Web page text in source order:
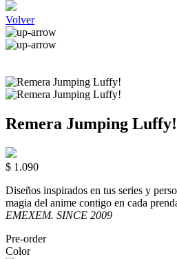
Volver
Remera Jumping Luffy!
$ 1.090
Diseños inspirados en tus series y
magia del anime contigo en cada
EMEXEM. SINCE 2009
Pre-order
Color